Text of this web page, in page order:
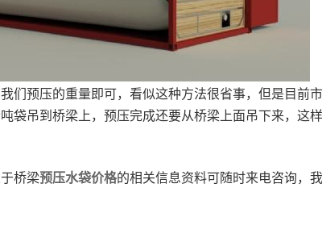
预压的重量即可，看似这种方法很省事，但是目前市
袋吊到桥梁上，预压完成还要从桥梁上面吊下来，这
桥梁预压水袋价格的相关信息资料可随时来电咨询，